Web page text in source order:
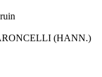
(HANN.)